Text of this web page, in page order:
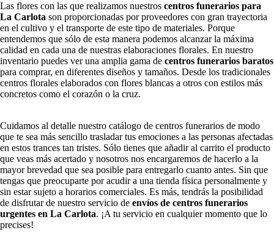
Las flores con las que realizamos nuestros centros funerarios para
La Carlota son proporcionadas por proveedores con gran trayectoria
en el cultivo y el transporte de este tipo de materiales. Porque
entendemos que sólo de esta manera podemos alcanzar la máxima
calidad en cada una de nuestras elaboraciones florales. En nuestro
inventario puedes ver una amplia gama de centros funerarios baratos
para comprar, en diferentes diseños y tamaños. Desde los tradicionales
centros florales elaborados con flores blancas a otros con estilos más
concretos como el corazón o la cruz.
Cuidamos al detalle nuestro catálogo de centros funerarios de modo
que te sea más sencillo trasladar tus emociones a las personas afectadas
en estos trances tan tristes. Sólo tienes que añadir al carrito el producto
que veas más acertado y nosotros nos encargaremos de hacerlo a la
mayor brevedad que sea posible para entregarlo cuanto antes. Sin que
tengas que preocuparte por acudir a una tienda física personalmente y
sin estar sujeto a horarios comerciales. Es más, tendrás la posibilidad
de disfrutar de nuestro servicio de envíos de centros funerarios
urgentes en La Carlota. ¡A tu servicio en cualquier momento que lo
precises!